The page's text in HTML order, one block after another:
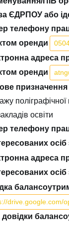
ЄДРПОУ або
телефону
оренди
адреса
оренди
поліграфічної
освіти
телефону
адреса
drive.google.com/
довідки